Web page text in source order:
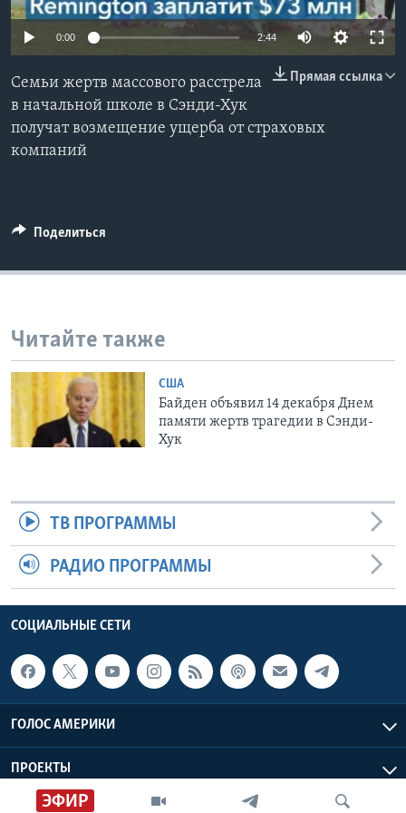
Learning English
СОЦИАЛЬНЫЕ СЕТИ
ЭФИР
0:00 2:44
Прямая ссылка
Семьи жертв массового расстрела
в начальной школе в Сэнди-Хук
получат возмещение ущерба от страховых
компаний
Поделиться
Читайте также
США
Байден объявил 14 декабря Днем
памяти жертв трагедии в Сэнди-
Хук
ТВ ПРОГРАММЫ
РАДИО ПРОГРАММЫ
СОЦИАЛЬНЫЕ СЕТИ
ГОЛОС АМЕРИКИ
ПРОЕКТЫ